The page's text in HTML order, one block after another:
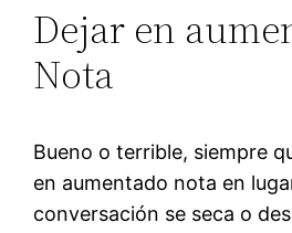
Dejar en
Nota
Bueno o terrible, siempre
en aumentado nota en
conversación se seca o